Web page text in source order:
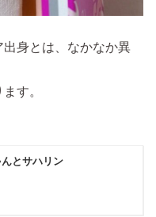
身とは、なかなか異
す。
とサハリン